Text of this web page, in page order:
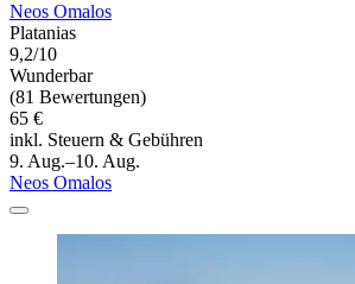
Neos Omalos
Platanias
9,2/10
Wunderbar
(81 Bewertungen)
65 €
inkl. Steuern & Gebühren
9. Aug.–10. Aug.
Neos Omalos